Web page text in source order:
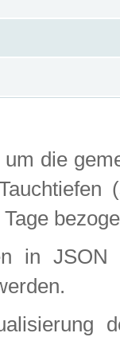
die
in